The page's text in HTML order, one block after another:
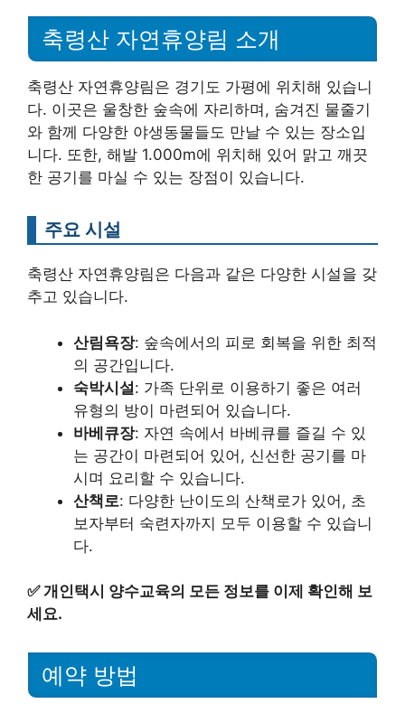
축령산 자연휴양림 소개
축령산 자연휴양림은 경기도 가평에 위치해 있습니
다. 이곳은 울창한 숲속에 자리하며, 숨겨진 물줄기
와 함께 다양한 야생동물들도 만날 수 있는 장소입
니다. 또한, 해발 1.000m에 위치해 있어 맑고 깨끗
한 공기를 마실 수 있는 장점이 있습니다.
주요 시설
축령산 자연휴양림은 다음과 같은 다양한 시설을 갖
추고 있습니다.
산림욕장: 숲속에서의 피로 회복을 위한 최적
의 공간입니다.
숙박시설: 가족 단위로 이용하기 좋은 여러
유형의 방이 마련되어 있습니다.
바베큐장: 자연 속에서 바베큐를 즐길 수 있
는 공간이 마련되어 있어, 신선한 공기를 마
시며 요리할 수 있습니다.
산책로: 다양한 난이도의 산책로가 있어, 초
보자부터 숙련자까지 모두 이용할 수 있습니
다.
✅개인택시 양수교육의 모든 정보를 이제 확인해 보
세요.
예약 방법